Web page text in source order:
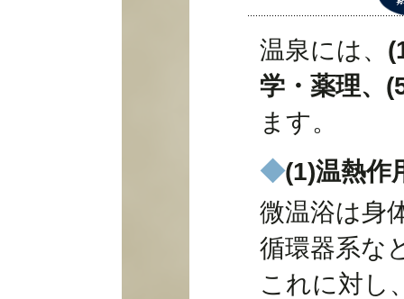
温泉には、
学・薬理、
ます。
◆(1)温熱作
微温浴は身
循環器系な
これに対し